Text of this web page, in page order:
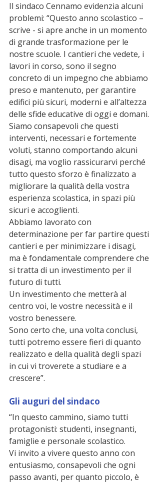
Il sindaco Cennamo evidenzia alcuni
problemi: “Questo anno scolastico –
scrive - si apre anche in un momento
di grande trasformazione per le
nostre scuole. I cantieri che vedete, i
lavori in corso, sono il segno
concreto di un impegno che abbiamo
preso e mantenuto, per garantire
edifici più sicuri, moderni e all’altezza
delle sfide educative di oggi e domani.
Siamo consapevoli che questi
interventi, necessari e fortemente
voluti, stanno comportando alcuni
disagi, ma voglio rassicurarvi perché
tutto questo sforzo è finalizzato a
migliorare la qualità della vostra
esperienza scolastica, in spazi più
sicuri e accoglienti.
Abbiamo lavorato con
determinazione per far partire questi
cantieri e per minimizzare i disagi,
ma è fondamentale comprendere che
si tratta di un investimento per il
futuro di tutti.
Un investimento che metterà al
centro voi, le vostre necessità e il
vostro benessere.
Sono certo che, una volta conclusi,
tutti potremo essere fieri di quanto
realizzato e della qualità degli spazi
in cui vi troverete a studiare e a
crescere”.
Gli auguri del sindaco
“In questo cammino, siamo tutti
protagonisti: studenti, insegnanti,
famiglie e personale scolastico.
Vi invito a vivere questo anno con
entusiasmo, consapevoli che ogni
passo avanti, per quanto piccolo, è